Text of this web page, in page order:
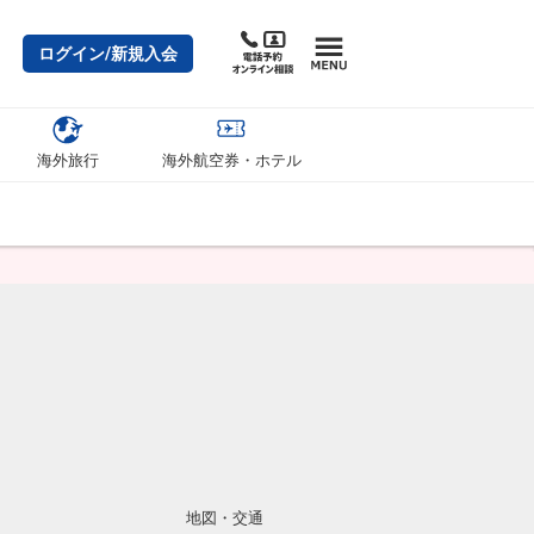
ログイン/新規入会
海外旅行 海外航空券・ホテル
地図・交通